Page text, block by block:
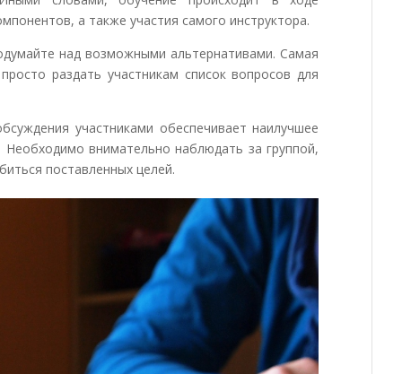
а также участия самого инструктора.
над возможными альтернативами. Самая
раздать участникам список вопросов для
участниками обеспечивает наилучшее
внимательно наблюдать за группой,
поставленных целей.